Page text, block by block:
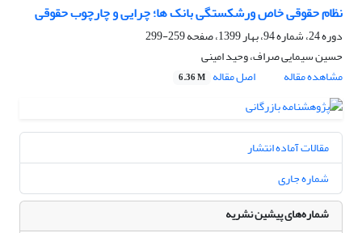
نظام حقوقی خاص ورشکستگی بانک ها؛ چرایی و چارچوب حقوقی
دوره 24، شماره 94، بهار 1399، صفحه
259-299
حسین سیمایی صراف، وحید امینی
مشاهده مقاله
اصل مقاله 6.36 M
مقالات آماده انتشار
شماره جاری
شماره‌های پیشین نشریه